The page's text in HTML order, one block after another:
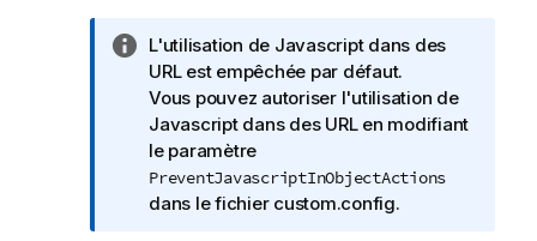
N
o
t
e
I
n
f
L'utilisation de Javascript dans des
URL est empêchée par défaut.
Vous pouvez autoriser l'utilisation de
Javascript dans des URL en modifiant
le paramètre
PreventJavascriptInObjectActions
dans le fichier custom.config.